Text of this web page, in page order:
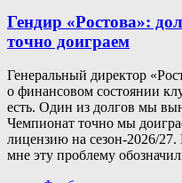
Гендир «Ростова»:
точно доиграем
Генеральный директор
о финансовом состоянии
есть. Один из долгов мы
Чемпионат точно мы
лицензию на сезон-2026/
мне эту проблему